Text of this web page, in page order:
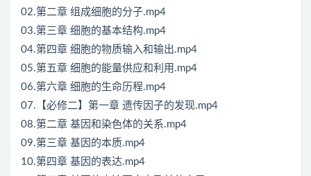
02.第二章 组成细胞的分子.mp4
03.第三章 细胞的基本结构.mp4
04.第四章 细胞的物质输入和输出.mp4
05.第五章 细胞的能量供应和利用.mp4
06.第六章 细胞的生命历程.mp4
07.【必修二】第一章 遗传因子的发现.mp4
08.第二章 基因和染色体的关系.mp4
09.第三章 基因的本质.mp4
10.第四章 基因的表达.mp4